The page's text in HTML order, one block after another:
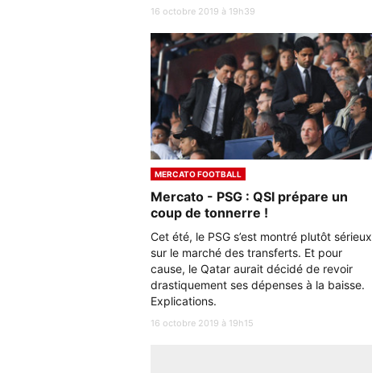
16 octobre 2019 à 19h39
MERCATO FOOTBALL
Mercato - PSG : QSI prépare un
coup de tonnerre !
Cet été, le PSG s’est montré plutôt sérieux
sur le marché des transferts. Et pour
cause, le Qatar aurait décidé de revoir
drastiquement ses dépenses à la baisse.
Explications.
16 octobre 2019 à 19h15